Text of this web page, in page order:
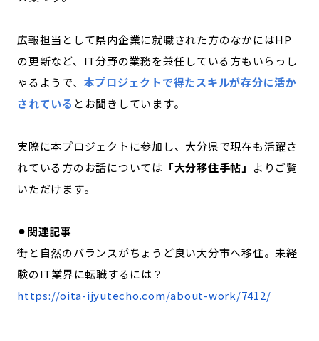
広報担当として県内企業に就職された方のなかにはHP
の更新など、IT分野の業務を兼任している方もいらっし
ゃるようで、 本プロジェクトで得たスキルが存分に活か
されている とお聞きしています。
実際に本プロジェクトに参加し、大分県で現在も活躍さ
れている方のお話については 「大分移住手帖」 よりご覧
いただけます。
⚫︎関連記事
街と自然のバランスがちょうど良い大分市へ移住。未経
験のIT業界に転職するには？
https://oita-ijyutecho.com/about-work/7412/